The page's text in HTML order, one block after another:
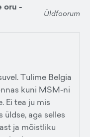
oru -
Üldfoorum
Tulime Belgia
kuni MSM-ni
Ei tea ju mis
aga selles
ja mõistliku